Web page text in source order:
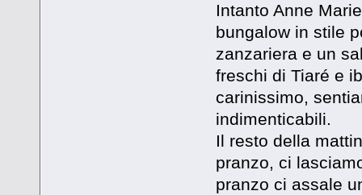
Intanto Anne
bungalow in stile
zanzariera e un
freschi di Tiaré e
carinissimo,
indimenticabili.
Il resto della
pranzo, ci
pranzo ci assale